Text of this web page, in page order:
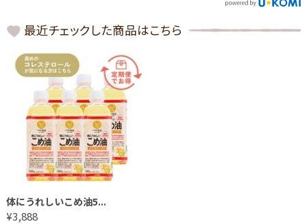
最近チェックした商品はこちら
体にうれしいこめ油5...
¥3,888